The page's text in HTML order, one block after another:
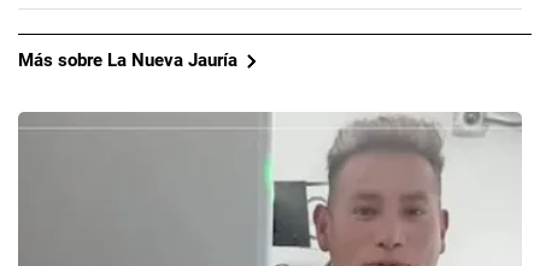
Más sobre La Nueva Jauría